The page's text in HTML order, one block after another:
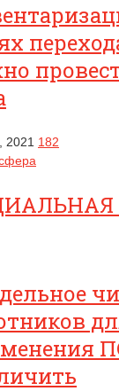
2021 182